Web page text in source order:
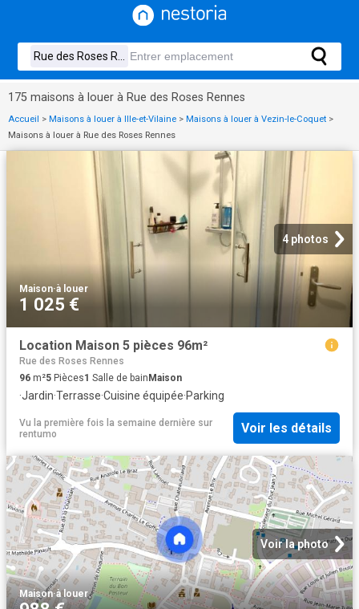
175 maisons à louer à Rue des Roses Rennes
Accueil > Maisons à louer à Ille-et-Vilaine > Maisons à louer à Vezin-le-Coquet >
Maisons à louer à Rue des Roses Rennes
4 photos
Maison·à louer
1 025 €
Location Maison 5 pièces 96m²
Rue des Roses Rennes
96 m²5 Pièces1 Salle de bainMaison
·Jardin·Terrasse·Cuisine équipée·Parking
Vu la première fois la semaine dernière sur
rentumo
Voir les détails
Voir la photo
Maison·à louer